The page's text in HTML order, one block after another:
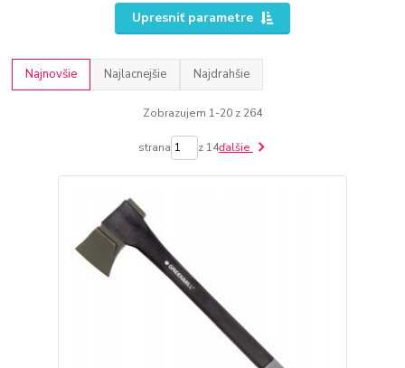
Upresniť parametre
Najnovšie Najlacnejšie Najdrahšie
Zobrazujem 1-20 z 264
strana z 14ďalšie